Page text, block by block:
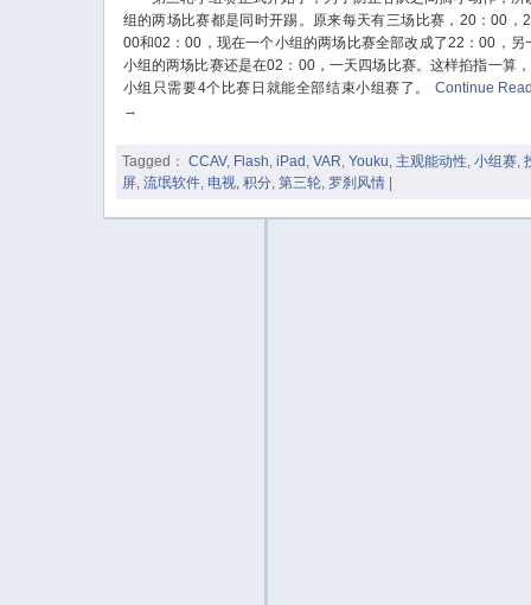
组的两场比赛都是同时开踢。原来每天有三场比赛，20：00，
00和02：00，现在一个小组的两场比赛全部改成了22：00，另
小组的两场比赛还是在02：00，一天四场比赛。这样掐指一算
小组只需要4个比赛日就能全部结束小组赛了。
Continue
→
Tagged： CCAV, Flash,iPad ,VAR,Youku, 主观能动性,小组赛,
屏,流氓软件, 电视,积分,第三轮, 罗刹风情